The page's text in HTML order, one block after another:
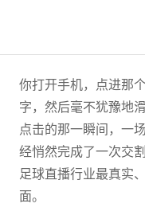
你打开手机，点进那
字，然后毫不犹豫地
点击的那一瞬间，一
经悄然完成了一次交
足球直播行业最真实
面。